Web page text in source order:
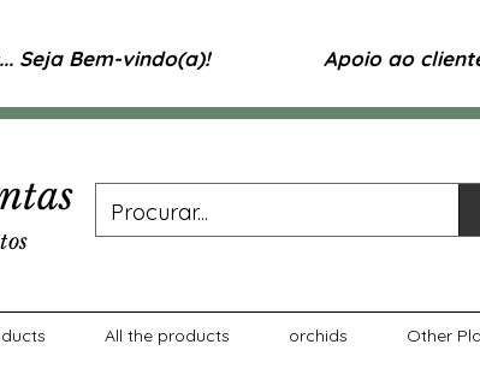
Seja Bem-vindo(a)! Apoio ao
All the products orchids Other